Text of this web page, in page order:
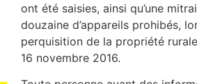
ont été saisies, ainsi qu’une
douzaine d’appareils prohibés,
perquisition de la propriété
16 novembre 2016.